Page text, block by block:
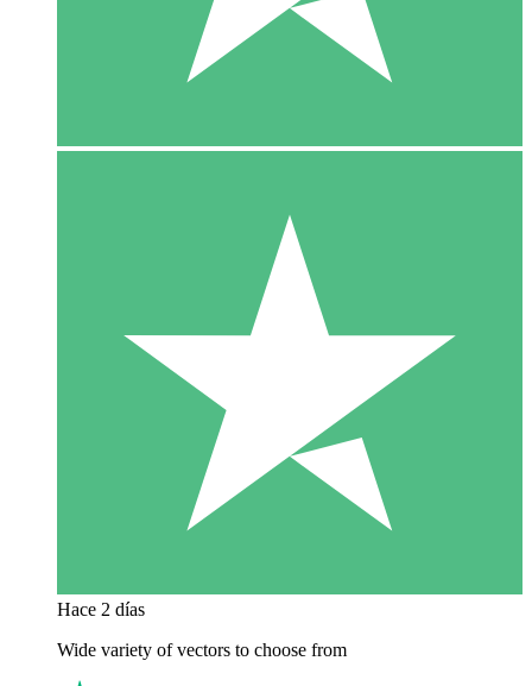
Hace 2 días
Wide variety of vectors to choose from